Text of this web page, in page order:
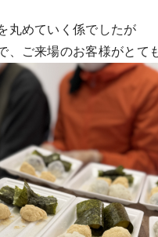
丸めていく係でしたが
、ご来場のお客様がとて